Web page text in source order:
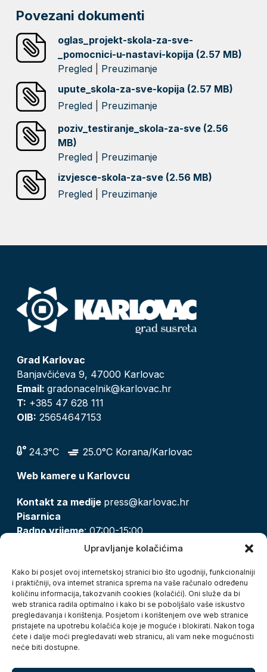
Upravljanje kolačićima
Kako bi posjet ovoj internetskoj stranici bio što ugodniji, funkcionalniji
i praktičniji, ova internet stranica sprema na vaše računalo određenu
količinu informacija, takozvanih cookies (kolačići). Oni služe da bi
web stranica radila optimalno i kako bi se poboljšalo vaše iskustvo
pregledavanja i korištenja. Posjetom i korištenjem ove web stranice
pristajete na upotrebu kolačića koje je moguće i blokirati. Nakon toga
ćete i dalje moći pregledavati web stranicu, ali vam neke mogućnosti
neće biti dostupne.
Povezani dokumenti
oglas_projekt-skola-za-sve-
_pomocnici-u-nastavi-kopija (2.57 MB)
Pregled
Preuzimanje
upute_skola-za-sve-kopija (2.57 MB)
Pregled
Preuzimanje
poziv_testiranje_skola-za-sve (2.56
MB)
Pregled
Preuzimanje
izvjesce-skola-za-sve (2.56 MB)
Pregled
Preuzimanje
Grad Karlovac
Banjavčićeva 9, 47000 Karlovac
Email: gradonacelnik@karlovac.hr
T: +385 47 628 111
OIB: 25654647153
24.3°C
25.0°C Korana/Karlovac
Web kamere u Karlovcu
Kontakt za medije press@karlovac.hr
Pisarnica
Radno vrijeme: 07:00-15:00
pisarnica@karlovac.hr
Zaštita osobnih podataka
Pristup informacijama
Kolačići
Izjava o pristupačnosti